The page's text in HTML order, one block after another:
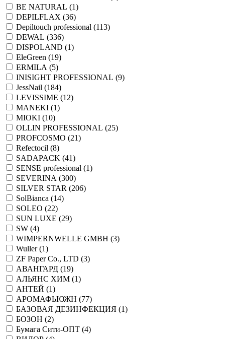
BE NATURAL (1)
DEPILFLAX (36)
Depiltouch professional (113)
DEWAL (336)
DISPOLAND (1)
EleGreen (19)
ERMILA (5)
INISIGHT PROFESSIONAL (9)
JessNail (184)
LEVISSIME (12)
MANEKI (1)
MIOKI (10)
OLLIN PROFESSIONAL (25)
PROFCOSMO (21)
Refectocil (8)
SADAPACK (41)
SENSE professional (1)
SEVERINA (300)
SILVER STAR (206)
SolBianca (14)
SOLEO (22)
SUN LUXE (29)
SW (4)
WIMPERNWELLE GMBH (3)
Wuller (1)
ZF Paper Co., LTD (3)
АВАНГАРД (19)
АЛЬЯНС ХИМ (1)
АНТЕЙ (1)
АРОМАФЬЮЖН (77)
БАЗОВАЯ ДЕЗИНФЕКЦИЯ (1)
БОЗОН (2)
Бумага Сити-ОПТ (4)